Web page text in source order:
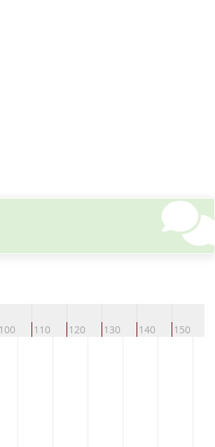
100 110 120 130 140 150